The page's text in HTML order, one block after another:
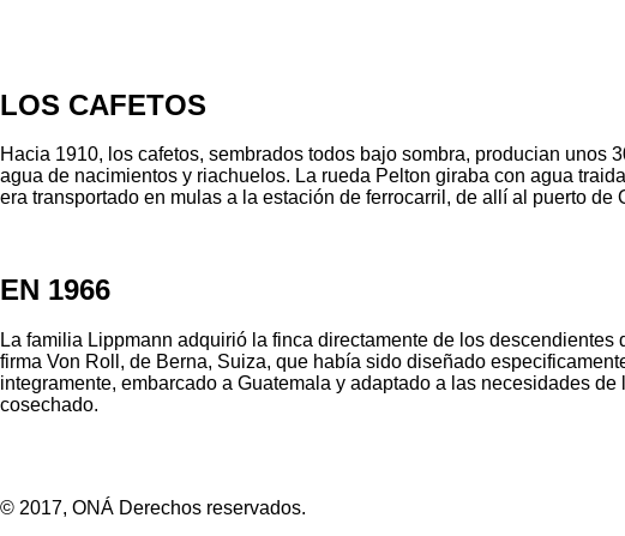
LOS CAFETOS
Hacia 1910, los cafetos, sembrados todos bajo sombra, producian
agua de nacimientos y riachuelos. La rueda Pelton giraba con agua
era transportado en mulas a la estación de ferrocarril, de allí al puerto
EN 1966
La familia Lippmann adquirió la finca directamente de los
firma Von Roll, de Berna, Suiza, que había sido diseñado
integramente, embarcado a Guatemala y adaptado a las necesidades
cosechado.
© 2017, ONÁ Derechos reservados.